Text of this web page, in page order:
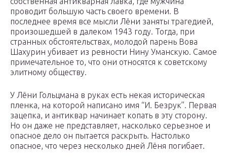
проводит большую часть своего времени. В
последнее время все мысли Лёни заняты трагедией,
произошедшей в далеком 1943 году. Тогда, при
странных обстоятельствах, молодой парень Вова
Шахурин убивает из ревности Нину Уманскую. Самое
примечательное то, что они относятся к советскому
элитному обществу.
У Лёни Гольцмана в руках есть некая историческая
пленка, на которой написано имя “И. Безрук”. Первая
зацепка, и антиквар начинает копать в эту сторону.
Но он даже не представляет, насколько серьезное и
опасное дело он пытается раскрыть. Настолько
опасное, что через несколько дней Лёня погибает.